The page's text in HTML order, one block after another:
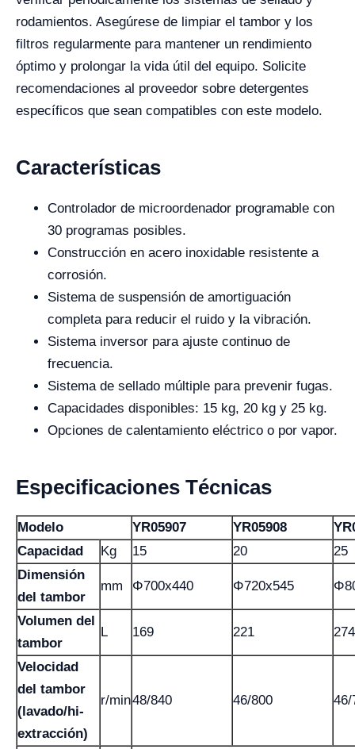
rodamientos. Asegúrese de limpiar el tambor y los
filtros regularmente para mantener un rendimiento
óptimo y prolongar la vida útil del equipo. Solicite
recomendaciones al proveedor sobre detergentes
específicos que sean compatibles con este modelo.
Características
Controlador de microordenador programable con
30 programas posibles.
Construcción en acero inoxidable resistente a
corrosión.
Sistema de suspensión de amortiguación
completa para reducir el ruido y la vibración.
Sistema inversor para ajuste continuo de
frecuencia.
Sistema de sellado múltiple para prevenir fugas.
Capacidades disponibles: 15 kg, 20 kg y 25 kg.
Opciones de calentamiento eléctrico o por vapor.
Especificaciones Técnicas
Modelo YR05907 YR05908
Capacidad
Kg 15 20
25
Dimensión
del tambor
mm Φ700x440 Φ720x545
Volumen del
tambor
L 169 221 274
Velocidad
del tambor
(lavado/hi-
extracción)
r/min48/840 46/800 46/